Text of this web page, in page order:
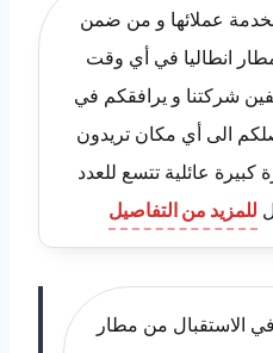
24 ساعة لخدمة عملائها و من ضمن
انطاليا في أي وقت
شركتنا و يرافقكم في
الى أي مكان تريدون
عائلية تتسع للعدد
للمزيد من التفاصيل
الاستقبال من مطار